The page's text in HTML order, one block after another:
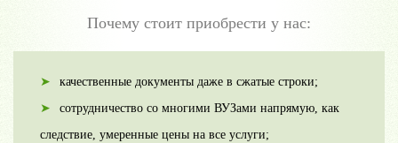
Почему стоит приобрести у нас:
качественные документы даже в сжатые строки;
сотрудничество со многими ВУЗами напрямую, как
следствие, умеренные цены на все услуги;